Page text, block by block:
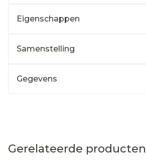
Eigenschappen
Samenstelling
Gegevens
Gerelateerde producten